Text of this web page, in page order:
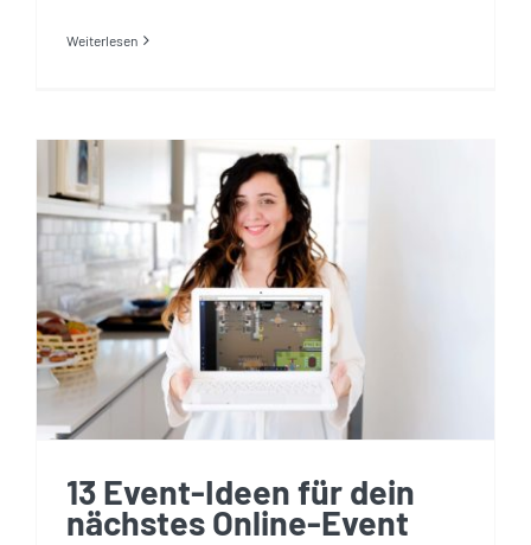
Weiterlesen
13 Event-Ideen für dein
nächstes Online-Event
13 Event-Ideen für dein
nächstes Online-Event